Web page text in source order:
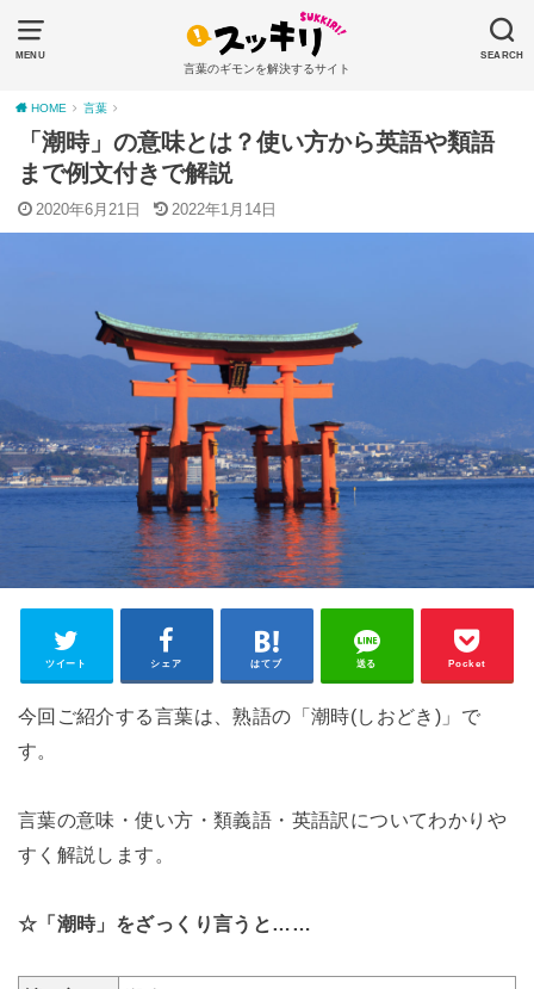
MENU SEARCH
言葉のギモンを解決するサイト
HOME 言葉
「潮時」の意味とは？使い方から英語や類語
まで例文付きで解説
2020年6月21日 2022年1月14日
ツイート シェア はてブ 送る Pocket
今回ご紹介する言葉は、熟語の「潮時(しおどき)」で
す。
言葉の意味・使い方・類義語・英語訳についてわかりや
すく解説します。
☆「潮時」をざっくり言うと……